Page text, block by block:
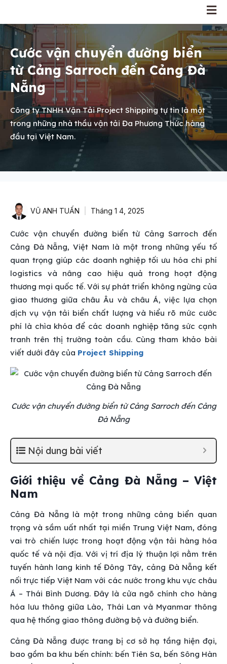
Cước vận chuyển đường biển
từ Cảng Sarroch đến Cảng Đà
Nẵng
Công ty TNHH Vận Tải Project Shipping tự tin là một
trong những nhà thầu vận tải Đa Phương Thức hàng
đầu tại Việt Nam.
VŨ ANH TUẤN Tháng 1 4, 2025
Cước vận chuyển đường biển từ Cảng Sarroch đến
Cảng Đà Nẵng, Việt Nam là một trong những yếu tố
quan trọng giúp các doanh nghiệp tối ưu hóa chi phí
logistics và nâng cao hiệu quả trong hoạt động
thương mại quốc tế. Với sự phát triển không ngừng của
giao thương giữa châu Âu và châu Á, việc lựa chọn
dịch vụ vận tải biển chất lượng và hiểu rõ mức cước
phí là chìa khóa để các doanh nghiệp tăng sức cạnh
tranh trên thị trường toàn cầu. Cùng tham khảo bài
viết dưới đây của Project Shipping
Cước vận chuyển đường biển từ Cảng Sarroch đến Cảng
Đà Nẵng
Nội dung bài viết
Giới thiệu về Cảng Đà Nẵng – Việt
Nam
Cảng Đà Nẵng là một trong những cảng biển quan
trọng và sầm uất nhất tại miền Trung Việt Nam, đóng
vai trò chiến lược trong hoạt động vận tải hàng hóa
quốc tế và nội địa. Với vị trí địa lý thuận lợi nằm trên
tuyến hành lang kinh tế Đông Tây, cảng Đà Nẵng kết
nối trực tiếp Việt Nam với các nước trong khu vực châu
Á – Thái Bình Dương. Đây là cửa ngõ chính cho hàng
hóa lưu thông giữa Lào, Thái Lan và Myanmar thông
qua hệ thống giao thông đường bộ và đường biển.
Cảng Đà Nẵng được trang bị cơ sở hạ tầng hiện đại,
bao gồm ba khu bến chính: bến Tiên Sa, bến Sông Hàn